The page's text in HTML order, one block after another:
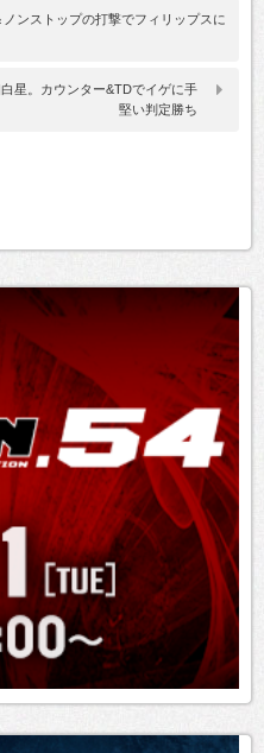
ンストップの打撃でフィリップスに
星。カウンター&TDでイゲに手
堅い判定勝ち